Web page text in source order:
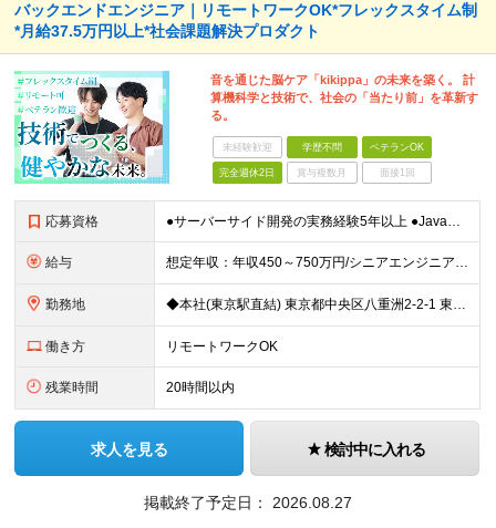
バックエンドエンジニア｜リモートワークOK*フレックスタイム制
*月給37.5万円以上*社会課題解決プロダクト
音を通じた脳ケア「kikippa」の未来を築く。 計
算機科学と技術で、社会の「当たり前」を革新す
る。
未経験歓迎 学歴不問 ベテランOK
完全週休2日 賞与複数月 面接1回
応募資格 ●サーバーサイド開発の実務経験5年以上 ●Java（Spring Boot）または同等のサーバーサイド言語/フレームワークでの実務開発経験 ●リレーショナルDB（PostgreSQL 等）の設計・
給与 想定年収：年収450～750万円/シニアエンジニア:年収650～1200万円 ◆月給37.5万円以上 ※経験・能力に応じて決定します。 ※固定残業代（月45時間分相当／9.9万円～）を含みます ※超
勤務地 ◆本社(東京駅直結) 東京都中央区八重洲2-2-1 東京ミッドタウン八重洲 八重洲セントラルタワー8階 ※就業場所変更の範囲：会社の定める場所
働き方 リモートワークOK
残業時間 20時間以内
求人を見る 検討中に入れる
掲載終了予定日： 2026.08.27